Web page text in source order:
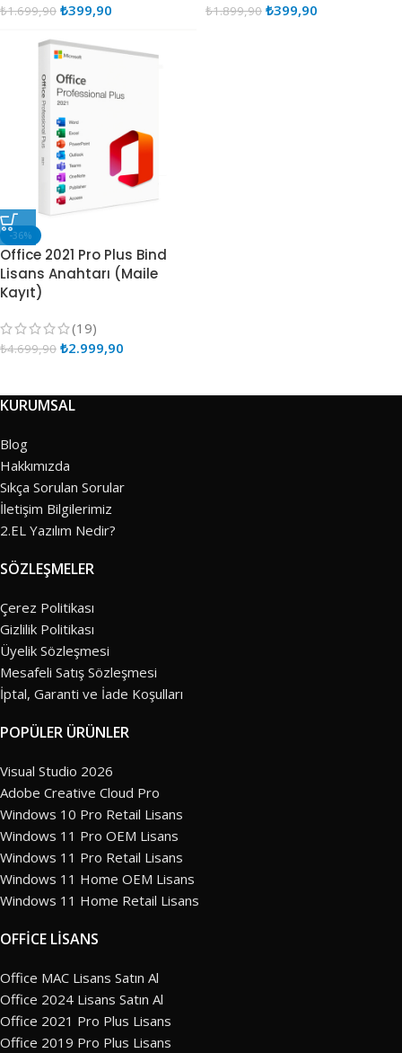
₺1.699,90 ₺399,90 ₺1.899,90 ₺399,90
-36%
Office 2021 Pro Plus Bind
Lisans Anahtarı (Maile
Kayıt)
(19)
₺4.699,90 ₺2.999,90
KURUMSAL
Blog
Hakkımızda
Sıkça Sorulan Sorular
İletişim Bilgilerimiz
2.EL Yazılım Nedir?
SÖZLEŞMELER
Çerez Politikası
Gizlilik Politikası
Üyelik Sözleşmesi
Mesafeli Satış Sözleşmesi
İptal, Garanti ve İade Koşulları
POPÜLER ÜRÜNLER
Visual Studio 2026
Adobe Creative Cloud Pro
Windows 10 Pro Retail Lisans
Windows 11 Pro OEM Lisans
Windows 11 Pro Retail Lisans
Windows 11 Home OEM Lisans
Windows 11 Home Retail Lisans
OFFİCE LİSANS
Office MAC Lisans Satın Al
Office 2024 Lisans Satın Al
Office 2021 Pro Plus Lisans
Office 2019 Pro Plus Lisans